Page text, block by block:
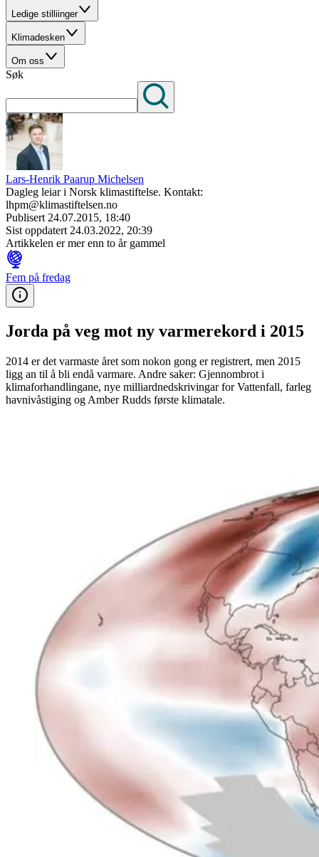
Ledige stilliinger
Klimadesken
Om oss
Søk
Lars-Henrik Paarup Michelsen
Dagleg leiar i Norsk klimastiftelse. Kontakt:
lhpm@klimastiftelsen.no
Publisert 24.07.2015, 18:40
Sist oppdatert 24.03.2022, 20:39
Artikkelen er mer enn to år gammel
Fem på fredag
Jorda på veg mot ny varmerekord i 2015
2014 er det varmaste året som nokon gong er registrert, men 2015
ligg an til å bli endå varmare. Andre saker: Gjennombrot i
klimaforhandlingane, nye milliardnedskrivingar for Vattenfall, farleg
havnivåstiging og Amber Rudds første klimatale.